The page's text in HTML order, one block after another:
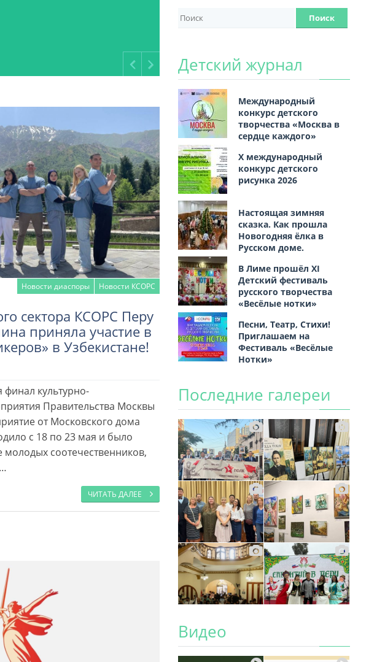
Новости диаспоры Новости КСОРС
сектора КСОРС Перу
приняла участие в
в Узбекистане!
финал культурно-
Правительства Москвы
от Московского дома
с 18 по 23 мая и было
молодых соотечественников,
ЧИТАТЬ ДАЛЕЕ
Детский журнал
Международный
конкурс детского
творчества «Москва в
сердце каждого»
Х международный
конкурс детского
рисунка 2026
Настоящая зимняя
сказка. Как прошла
Новогодняя ёлка в
Русском доме.
В Лиме прошёл XI
Детский фестиваль
русского творчества
«Весёлые нотки»
Песни, Театр, Стихи!
Приглашаем на
Фестиваль «Весёлые
Нотки»
Последние галереи
Видео